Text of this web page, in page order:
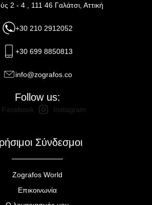
2 - 4 , 111 46 Γαλάτσι, Αττική
+30 210 2912052
+30 699 8850813
info@zografos.co
Follow us:
Facebook Instagram
Σύνδεσμοι
Zografos World
Επικοινωνία